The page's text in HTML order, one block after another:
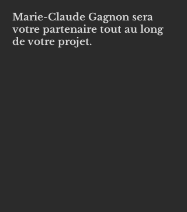
Marie-Claude Gagnon sera
votre partenaire tout au long
de votre projet.